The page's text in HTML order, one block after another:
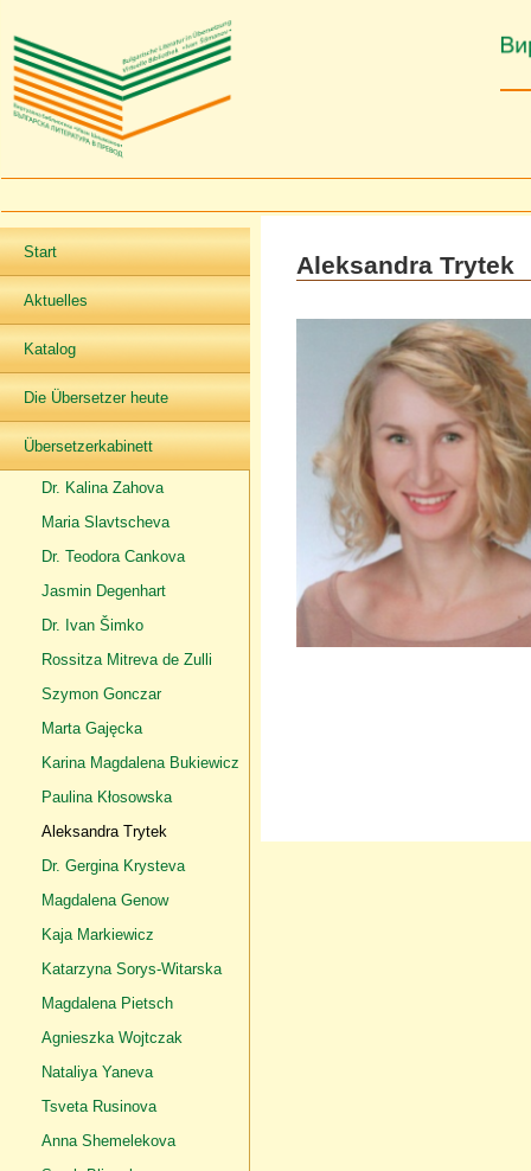
Start
Aktuelles
Katalog
Die Übersetzer heute
Übersetzerkabinett
Dr. Kalina Zahova
Maria Slavtscheva
Dr. Teodora Cankova
Jasmin Degenhart
Dr. Ivan Šimko
Rossitza Mitreva de Zulli
Szymon Gonczar
Marta Gajęcka
Karina Magdalena Bukiewicz
Paulina Kłosowska
Aleksandra Trytek
Dr. Gergina Krysteva
Magdalena Genow
Kaja Markiewicz
Katarzyna Sorys-Witarska
Magdalena Pietsch
Agnieszka Wojtczak
Nataliya Yaneva
Tsveta Rusinova
Anna Shemelekova
Aleksandra Trytek